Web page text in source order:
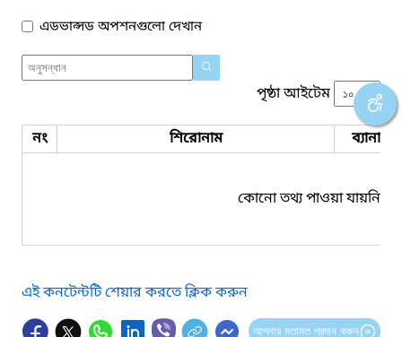
এডভান্সড অপশনগুলো দেখান
পৃষ্ঠা আইটেম
নং শিরোনাম ব্যানার
কোনো তথ্য পাওয়া যায়নি।
এই কনটেন্টটি শেয়ার করতে ক্লিক করুন
আপনার মতামত প্রদান করুন